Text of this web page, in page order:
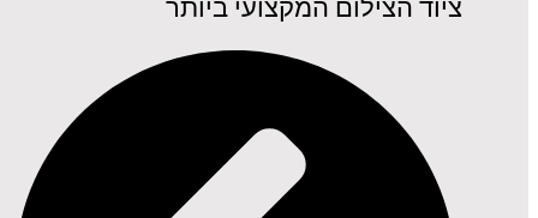
ציוד הצילום המקצועי ביותר